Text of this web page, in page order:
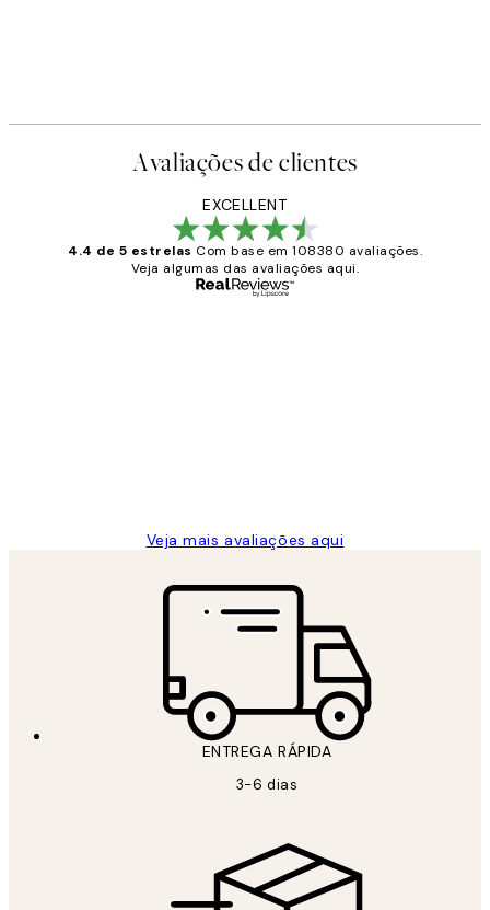
Avaliações de clientes
EXCELLENT
4.4 de 5 estrelas Com base em 108380 avaliações.
Veja algumas das avaliações aqui.
Veja mais avaliações aqui
ENTREGA RÁPIDA
3-6 dias